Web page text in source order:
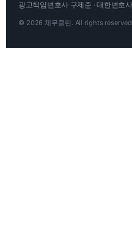
광고책임변호사 구제준 · 대한변호
© 2026 채무클린. All rights reserved.